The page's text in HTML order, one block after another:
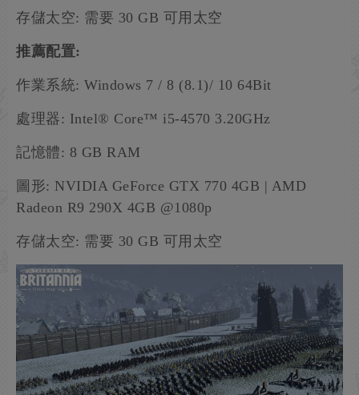
存儲太空: 需要 30 GB 可用太空
推薦配置:
作業系統: Windows 7 / 8 (8.1)/ 10 64Bit
處理器: Intel® Core™ i5-4570 3.20GHz
記憶體: 8 GB RAM
圖形: NVIDIA GeForce GTX 770 4GB | AMD
Radeon R9 290X 4GB @1080p
存儲太空: 需要 30 GB 可用太空